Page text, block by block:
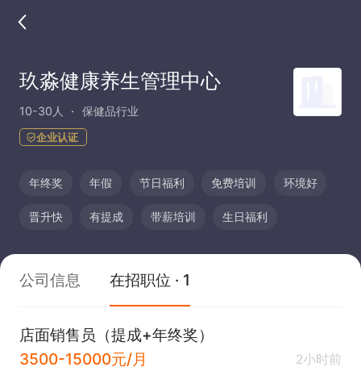
玖淼健康养生管理中心
10-30人 保健品行业
企业认证
年终奖 年假 节日福利 免费培训 环境好
晋升快 有提成 带薪培训 生日福利
公司信息 在招职位 · 1
店面销售员（提成+年终奖）
3500-15000元/月
2小时前